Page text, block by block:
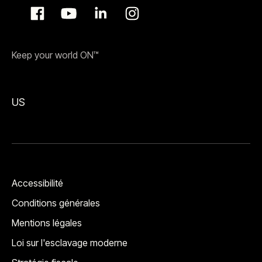
Keep your world ON™
US
Accessibilité
Conditions générales
Mentions légales
Loi sur l'esclavage moderne